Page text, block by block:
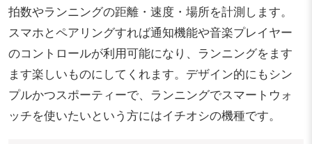
拍数やランニングの距離・速度・場所を計測します。
スマホとペアリングすれば通知機能や音楽プレイヤー
のコントロールが利用可能になり、ランニングをます
ます楽しいものにしてくれます。デザイン的にもシン
プルかつスポーティーで、ランニングでスマートウォ
ッチを使いたいという方にはイチオシの機種です。